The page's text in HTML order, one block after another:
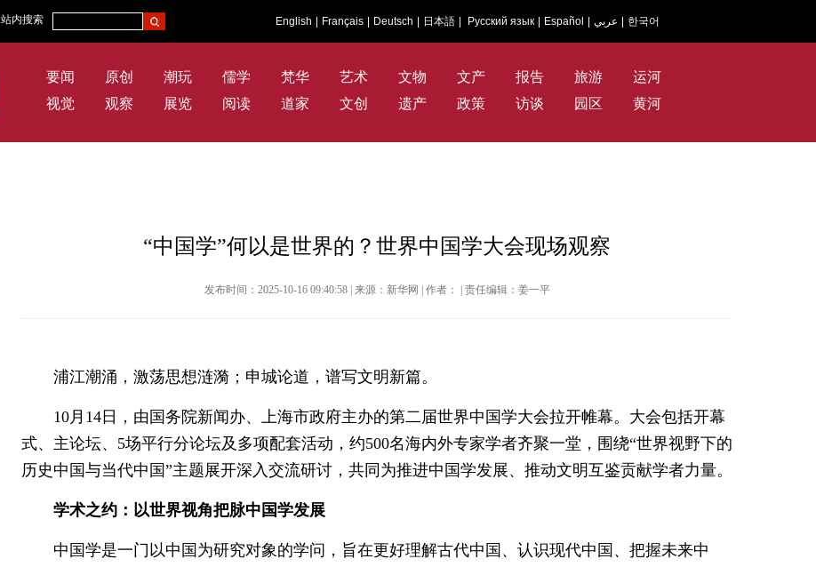
站内搜索 English Français Deutsch 日本語 Русский язык Español عربي 한국어
要闻 原创 潮玩 儒学 梵华 艺术 文物 文产 报告 旅游
运河
视觉
观察 展览 阅读 道家 文创 遗产 政策 访谈 园区 黄河
“中国学”何以是世界的？世界中国学大会现场观察
发布时间：2025-10-16 09:40:58 | 来源：新华网 | 作者： | 责任编辑：姜一平
浦江潮涌，激荡思想涟漪；申城论道，谱写文明新篇。
10月14日，由国务院新闻办、上海市政府主办的第二届世界中国学大会拉开帷幕。大会包括开幕
式、主论坛、5场平行分论坛及多项配套活动，约500名海内外专家学者齐聚一堂，围绕“世界视野下的
历史中国与当代中国”主题展开深入交流研讨，共同为推进中国学发展、推动文明互鉴贡献学者力量。
学术之约：以世界视角把脉中国学发展
中国学是一门以中国为研究对象的学问，旨在更好理解古代中国、认识现代中国、把握未来中